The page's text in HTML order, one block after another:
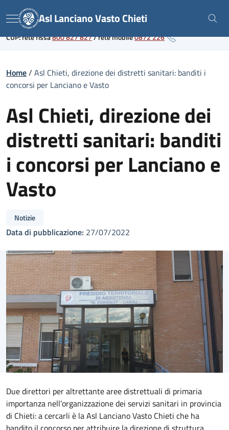
to
content
Link al portale sanitario regionale
Menu Asl Lanciano Vasto Chieti
CUP: rete fissa800 827 827/rete mobile0872 226
Home/ Asl Chieti, direzione dei distretti sanitari: banditi i
concorsi per Lanciano e Vasto
Asl Chieti, direzione dei
distretti sanitari: banditi
i concorsi per Lanciano e
Vasto
Notizie
Data di pubblicazione: 27/07/2022
Due direttori per altrettante aree distrettuali di primaria
importanza nell’organizzazione dei servizi sanitari in provincia
di Chieti: a cercarli è la Asl Lanciano Vasto Chieti che ha